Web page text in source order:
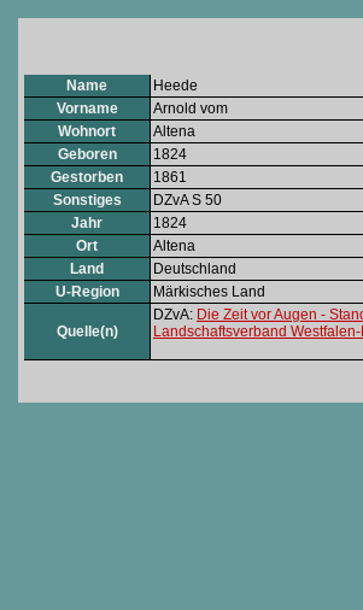
Name
Heede
Vorname
Arnold vom
Wohnort
Altena
Geboren
1824
Gestorben
1861
Sonstiges
DZvA S 50
Jahr
1824
Ort
Altena
Land
Deutschland
U-Region
Märkisches Land
Quelle(n)
DZvA: Die Zeit vor Augen -
Landschaftsverband